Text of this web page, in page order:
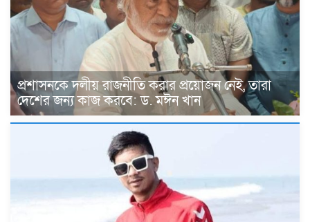
প্রশাসনকে দলীয় রাজনীতি করার প্রয়োজন নেই, তারা
দেশের জন্য কাজ করবে: ড. মঈন খান